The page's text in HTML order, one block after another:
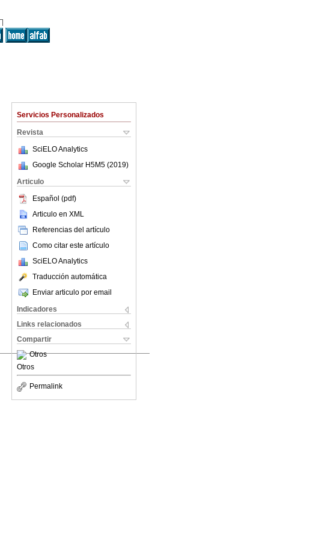
Servicios Personalizados
Revista
SciELO Analytics
Google Scholar H5M5 (2019)
Articulo
Español (pdf)
Articulo en XML
Referencias del artículo
Como citar este artículo
SciELO Analytics
Traducción automática
Enviar articulo por email
Indicadores
Links relacionados
Compartir
Otros
Otros
Permalink